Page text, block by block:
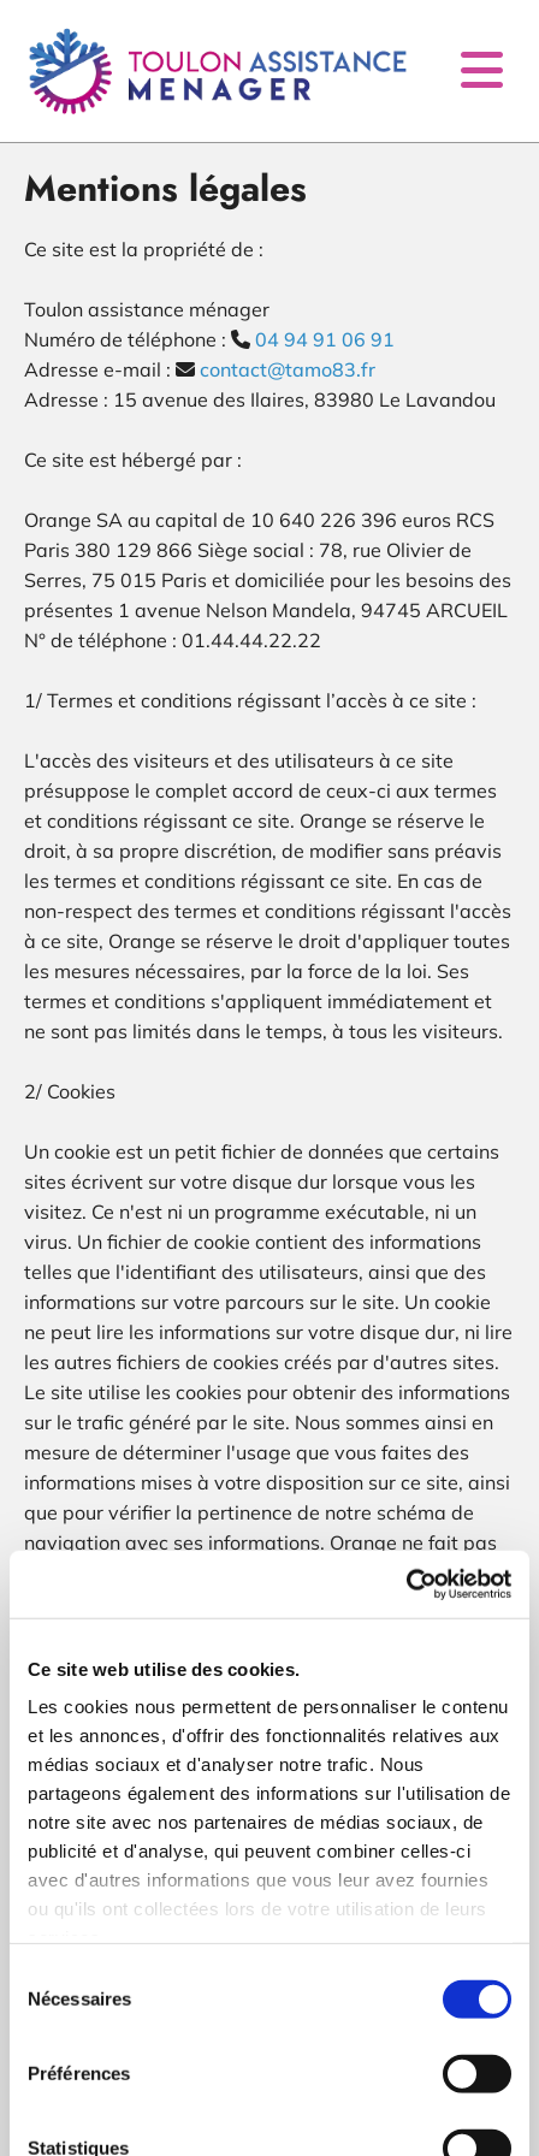
Ce site web utilise des cookies.
Les cookies nous permettent de personnaliser le contenu
et les annonces, d'offrir des fonctionnalités relatives aux
médias sociaux et d'analyser notre trafic. Nous
partageons également des informations sur l'utilisation de
notre site avec nos partenaires de médias sociaux, de
publicité et d'analyse, qui peuvent combiner celles-ci
avec d'autres informations que vous leur avez fournies
ou qu'ils ont collectées lors de votre utilisation de leurs
Nécessaires
Préférences
Statistiques
Mentions légales
Ce site est la propriété de :
Toulon assistance ménager
Numéro de téléphone :  04 94 91 06 91
Adresse e-mail :  contact@tamo83.fr
Adresse : 15 avenue des Ilaires, 83980 Le Lavandou
Ce site est hébergé par :
Orange SA au capital de 10 640 226 396 euros RCS
Paris 380 129 866 Siège social : 78, rue Olivier de
Serres, 75 015 Paris et domiciliée pour les besoins des
présentes 1 avenue Nelson Mandela, 94745 ARCUEIL
N° de téléphone : 01.44.44.22.22
1/ Termes et conditions régissant l’accès à ce site :
L'accès des visiteurs et des utilisateurs à ce site
présuppose le complet accord de ceux-ci aux termes
et conditions régissant ce site. Orange se réserve le
droit, à sa propre discrétion, de modifier sans préavis
les termes et conditions régissant ce site. En cas de
non-respect des termes et conditions régissant l'accès
à ce site, Orange se réserve le droit d'appliquer toutes
les mesures nécessaires, par la force de la loi. Ses
termes et conditions s'appliquent immédiatement et
ne sont pas limités dans le temps, à tous les visiteurs.
2/ Cookies
Un cookie est un petit fichier de données que certains
sites écrivent sur votre disque dur lorsque vous les
visitez. Ce n'est ni un programme exécutable, ni un
virus. Un fichier de cookie contient des informations
telles que l'identifiant des utilisateurs, ainsi que des
informations sur votre parcours sur le site. Un cookie
ne peut lire les informations sur votre disque dur, ni lire
les autres fichiers de cookies créés par d'autres sites.
Le site utilise les cookies pour obtenir des informations
sur le trafic généré par le site. Nous sommes ainsi en
mesure de déterminer l'usage que vous faites des
informations mises à votre disposition sur ce site, ainsi
que pour vérifier la pertinence de notre schéma de
navigation avec ses informations. Orange ne fait pas
de corrélation entre les cookies et les informations
personnelles que vous avez pu fournir, et ne vend pas
refuser les cookies, ou être informé lorsqu'un site veut
navigateur.
3/ Liens vers d’autres sites
Ce site web contient des liens vers d'autres sites.
L'accès à un site lié à notre site se fait aux risques et
périls du visiteur ou de l'utilisateur et Orange ne
L'accès au site vous confère un droit d'usage privé et
sur ce site, incluant notamment les textes,